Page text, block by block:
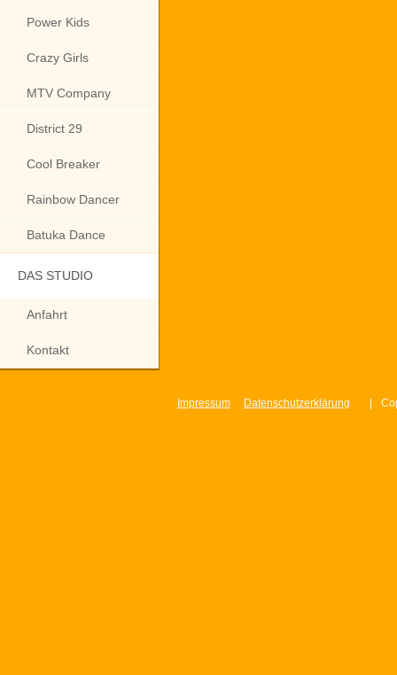
Power Kids
Crazy Girls
MTV Company
District 29
Cool Breaker
Rainbow Dancer
Batuka Dance
DAS STUDIO
Anfahrt
Kontakt
Impressum Datenschutzerklärung